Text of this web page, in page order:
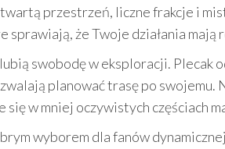
przestrzeń, liczne frakcje i
że Twoje działania mają
swobodę w eksploracji. Plecak
planować trasę po swojemu.
się w mniej oczywistych częściach
wyborem dla fanów